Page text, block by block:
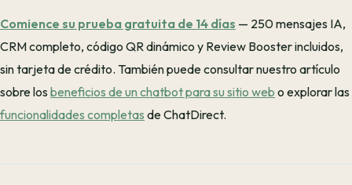
Comience su prueba gratuita de 14 días — 250 mensajes IA,
CRM completo, código QR dinámico y Review Booster incluidos,
sin tarjeta de crédito. También puede consultar nuestro artículo
sobre los beneficios de un chatbot para su sitio web o explorar las
funcionalidades completas de ChatDirect.